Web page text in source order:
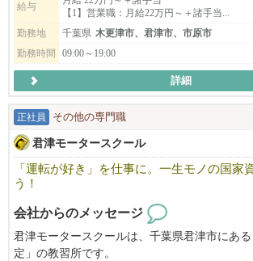
「相談してよかった。」
そんな言葉をいただける瞬間が、この仕事の大
す。
に立つ仕事がしたい方も大歓迎です。
先輩スタッフがしっかりサポートしますので、
トした方も安心して成長できる環境がありま
地域のお客様との出会いを大切にしながら、一
んか？
少しでも興味をお持ちいただけましたら、お気
給与
【1】営業職：月給22万円～＋諸手当...
勤務地
千葉県 木更津市、君津市、市原市
勤務時間
09:00～19:00
詳細
正社員 その他の専門職
君津モータースクール
「運転が好き」を仕事に。一生モノの国家
う！
会社からのメッセージ
君津モータースクールは、千葉県君津市にあ
定」の教習所です。